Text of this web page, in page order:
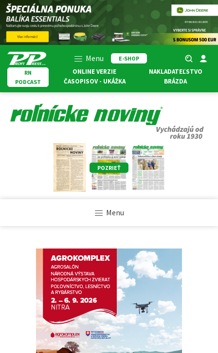
Menu
E-SHOP
RN
PODCAST
ONLINE VERZIE
ČASOPISOV - UKÁŽKA
NAKLADATEĽSTVO
BRÁZDA
POZRIEŤ
Menu